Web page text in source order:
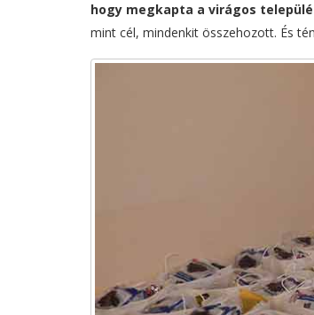
hogy megkapta a virágos
mint cél, mindenkit összehozott. És